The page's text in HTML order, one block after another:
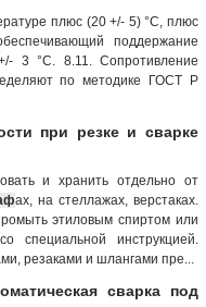
плюс (20 +/- 5) °C, плюс
поддержание
3 °C. 8.11. Сопротивление
по методике ГОСТ Р
при резке и сварке
и хранить отдельно от
ах, на стеллажах, верстаках.
этиловым спиртом или
специальной инструкцией.
резаками и шлангами пре...
сварка под